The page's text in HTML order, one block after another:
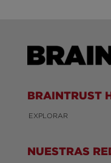
BRAINTRUST
EXPLORAR
NUESTRAS